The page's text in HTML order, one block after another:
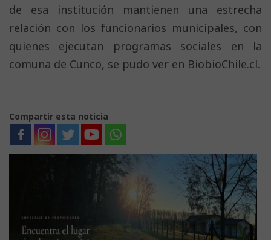
de esa institución mantienen una estrecha
relación con los funcionarios municipales, con
quienes ejecutan programas sociales en la
comuna de Cunco, se pudo ver en BiobioChile.cl.
Compartir esta noticia